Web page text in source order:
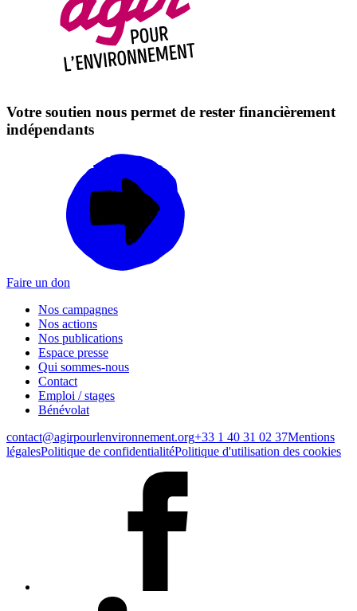
Votre soutien nous permet de rester financièrement
indépendants
Faire un don
Nos campagnes
Nos actions
Nos publications
Espace presse
Qui sommes-nous
Contact
Emploi / stages
Bénévolat
contact@agirpourlenvironnement.org+33 1 40 31 02 37Mentions
légalesPolitique de confidentialitéPolitique d'utilisation des cookies